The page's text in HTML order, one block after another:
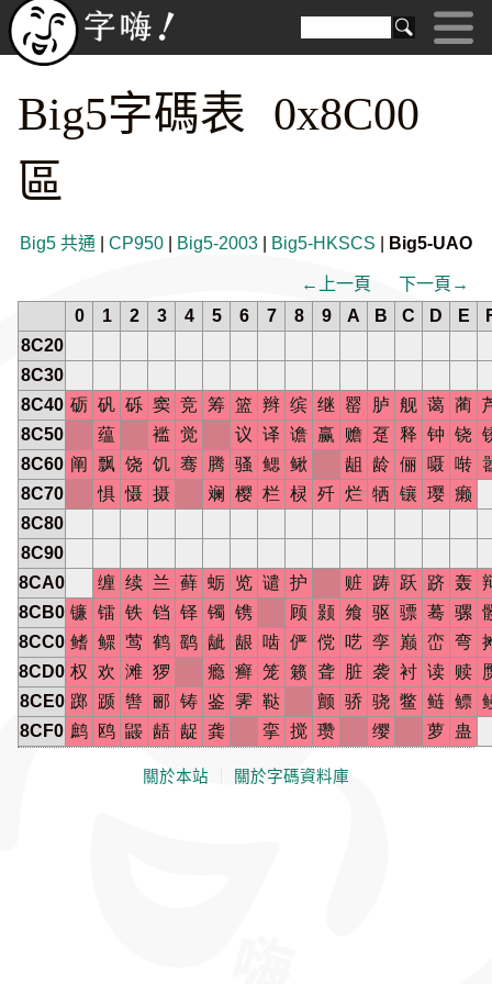
Big5字碼表 0x8C00
區
Big5 共通 CP950 Big5-2003 Big5-HKSCS Big5-UAO
←上一頁
下一頁→
0
1 2 3 4 5 6 7 8 9 A B C D E
8C20
8C30
8C40 砺 矾 砾 窦 竞 筹 篮 辫 缤 继 罂 胪 舰 蔼 蔺
8C50
蕴 褴 觉 议 译 谵 赢 赡 趸 释 钟 铙
8C60 阐 飘 饶 饥 骞 腾 骚 鳃 鳅 龃 龄 俪 嗫 啭
8C70
惧 慑 摄 斓 樱 栏 棂 歼 烂 牺 镶 璎 癞
8C80
8C90
8CA0
缠 续 兰 藓 蛎 览 谴 护 赃 踌 跃 跻 轰
8CB0 镰 镭 铁 铛 铎 镯 镌 顾 颢 飨 驱 骠 蓦 骡
8CC0 鳍 鳏 莺 鹤 鹞 龇 龈 啮 俨 傥 呓 孪 巅 峦 弯
8CD0 权 欢 滩 猡 瘾 癣 笼 籁 聋 脏 袭 衬 读 赎
8CE0 踯 踬 辔 郦 铸 鉴 霁 鞑 颤 骄 骁 鳖 鲢 鳔
8CF0 鹧 鸥 鼹 龉 龊 龚 挛 搅 瓒 缨 萝 蛊
關於本站 關於字碼資料庫